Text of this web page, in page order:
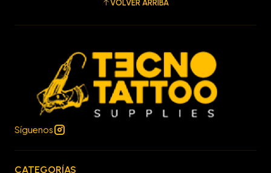
VOLVER ARRIBA
Síguenos
CATEGORÍAS